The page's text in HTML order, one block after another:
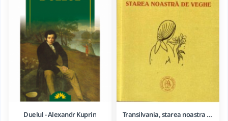
Duelul - Alexandr Kuprin Transilvania, starea noastra de veghe - Ioan-Aurel Pop